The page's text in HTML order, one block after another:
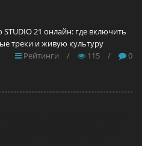
21 онлайн: где включить
треки и живую культуру
Рейтинги
/ 115 / 0